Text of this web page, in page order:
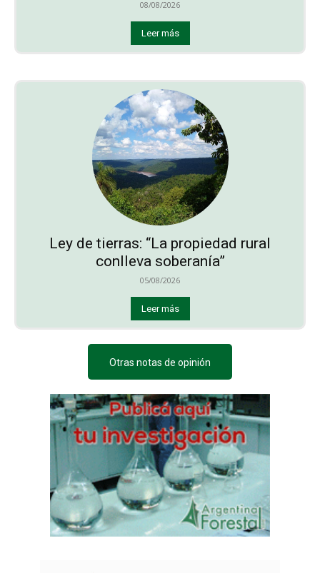
08/08/2026
Leer más
Ley de tierras: “La propiedad rural
conlleva soberanía”
05/08/2026
Leer más
Otras notas de opinión